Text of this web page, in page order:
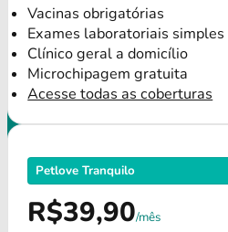
Vacinas obrigatórias
Exames laboratoriais simples
Clínico geral a domicílio
Microchipagem gratuita
Acesse todas as coberturas
Petlove Tranquilo
R$39,90/mês